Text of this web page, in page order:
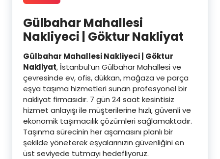
Gülbahar Mahallesi
Nakliyeci | Göktur Nakliyat
Gülbahar Mahallesi Nakliyeci | Göktur
Nakliyat, İstanbul’un Gülbahar Mahallesi ve
çevresinde ev, ofis, dükkan, mağaza ve parça
eşya taşıma hizmetleri sunan profesyonel bir
nakliyat firmasıdır. 7 gün 24 saat kesintisiz
hizmet anlayışı ile müşterilerine hızlı, güvenli ve
ekonomik taşımacılık çözümleri sağlamaktadır.
Taşınma sürecinin her aşamasını planlı bir
şekilde yöneterek eşyalarınızın güvenliğini en
üst seviyede tutmayı hedefliyoruz.